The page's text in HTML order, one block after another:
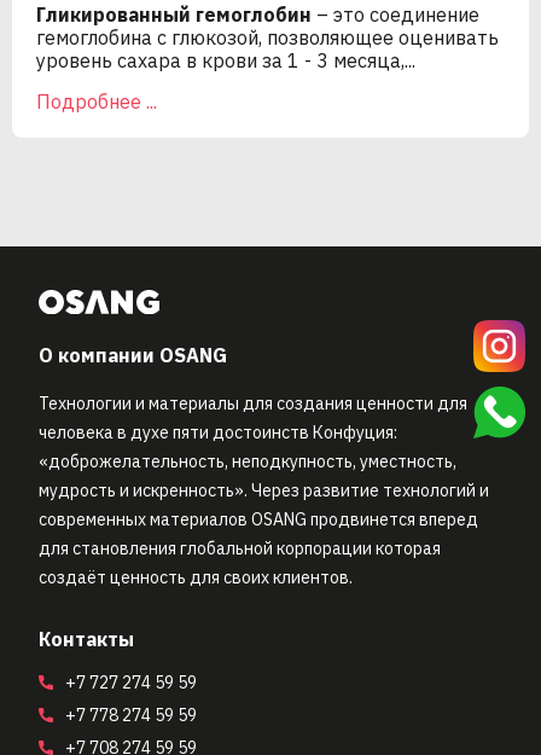
Гликированный гемоглобин – это соединение
гемоглобина с глюкозой, позволяющее оценивать
уровень сахара в крови за 1 - 3 месяца,...
Подробнее ...
О компании OSANG
Технологии и материалы для создания ценности для
человека в духе пяти достоинств Конфуция:
«доброжелательность, неподкупность, уместность,
мудрость и искренность». Через развитие технологий и
современных материалов OSANG продвинется вперед
для становления глобальной корпорации которая
создаёт ценность для своих клиентов.
Контакты
+7 727 274 59 59
+7 778 274 59 59
+7 708 274 59 59